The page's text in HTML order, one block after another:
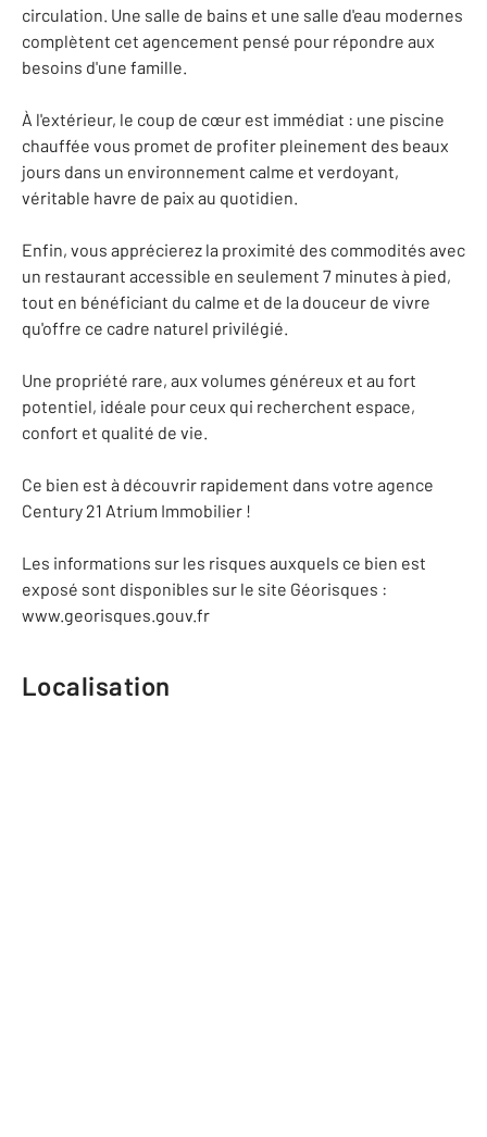
circulation. Une salle de bains et une salle d'eau modernes
complètent cet agencement pensé pour répondre aux
besoins d'une famille.
À l'extérieur, le coup de cœur est immédiat : une piscine
chauffée vous promet de profiter pleinement des beaux
jours dans un environnement calme et verdoyant,
véritable havre de paix au quotidien.
Enfin, vous apprécierez la proximité des commodités avec
un restaurant accessible en seulement 7 minutes à pied,
tout en bénéficiant du calme et de la douceur de vivre
qu'offre ce cadre naturel privilégié.
Une propriété rare, aux volumes généreux et au fort
potentiel, idéale pour ceux qui recherchent espace,
confort et qualité de vie.
Ce bien est à découvrir rapidement dans votre agence
Century 21 Atrium Immobilier !
Les informations sur les risques auxquels ce bien est
exposé sont disponibles sur le site Géorisques :
www.georisques.gouv.fr
Localisation